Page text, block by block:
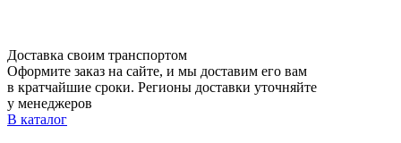
Доставка своим транспортом
Оформите заказ на сайте, и мы доставим его вам
в кратчайшие сроки. Регионы доставки уточняйте
у менеджеров
В каталог